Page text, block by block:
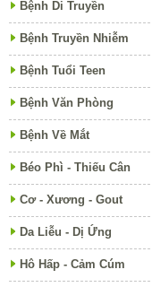
Bệnh Di Truyền
Bệnh Truyền Nhiễm
Bệnh Tuổi Teen
Bệnh Văn Phòng
Bệnh Về Mắt
Béo Phì - Thiếu Cân
Cơ - Xương - Gout
Da Liễu - Dị Ứng
Hô Hấp - Cảm Cúm